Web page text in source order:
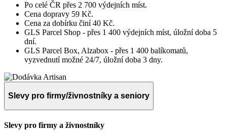
Po celé ČR přes 2 700 výdejních míst.
Cena dopravy 59 Kč.
Cena za dobírku činí 40 Kč.
GLS Parcel Shop - přes 1 400 výdejních míst, úložní doba 5
dní.
GLS Parcel Box, Alzabox - přes 1 400 balíkomatů,
vyzvednutí možné 24/7, úložní doba 3 dny.
Slevy pro firmy/živnostníky a seniory
Slevy pro firmy a živnostníky